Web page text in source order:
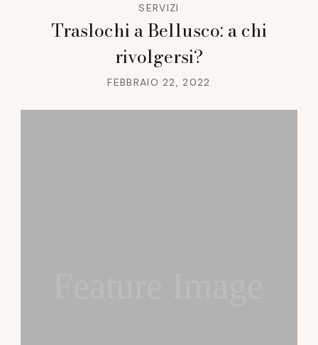
SERVIZI
Traslochi a Bellusco: a chi
rivolgersi?
FEBBRAIO 22, 2022